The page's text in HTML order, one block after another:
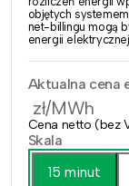
objętych
net-billingu mogą
energii
Aktualna cena
zł/MWh
Cena netto (bez
Skala
15 minut